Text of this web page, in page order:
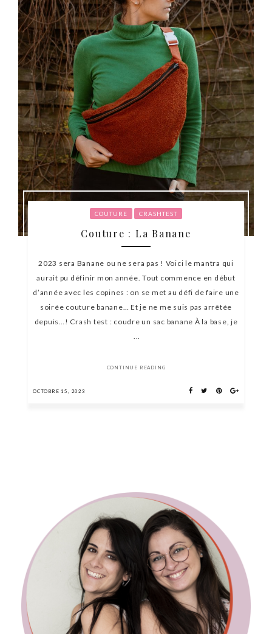
COUTURE CRASHTEST
Couture : La Banane
2023 sera Banane ou ne sera pas ! Voici le mantra qui
aurait pu définir mon année. Tout commence en début
d’année avec les copines : on se met au défi de faire une
soirée couture banane… Et je ne me suis pas arrêtée
depuis…! Crash test : coudre un sac banane À la base, je
...
CONTINUE READING
OCTOBRE 15, 2023